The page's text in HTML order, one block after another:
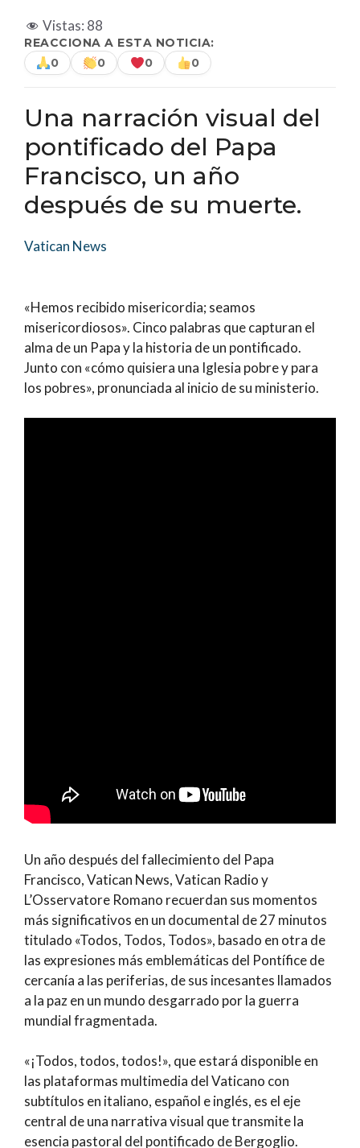
Vistas: 88
REACCIONA A ESTA NOTICIA:
0
0 0 0
Una narración visual del
pontificado del Papa
Francisco, un año
después de su muerte.
Vatican News
«Hemos recibido misericordia; seamos
misericordiosos». Cinco palabras que capturan el
alma de un Papa y la historia de un pontificado.
Junto con «cómo quisiera una Iglesia pobre y para
los pobres», pronunciada al inicio de su ministerio.
Un año después del fallecimiento del Papa
Francisco, Vatican News, Vatican Radio y
L’Osservatore Romano recuerdan sus momentos
más significativos en un documental de 27 minutos
titulado «Todos, Todos, Todos», basado en otra de
las expresiones más emblemáticas del Pontífice de
cercanía a las periferias, de sus incesantes llamados
a la paz en un mundo desgarrado por la guerra
mundial fragmentada.
«¡Todos, todos, todos!», que estará disponible en
las plataformas multimedia del Vaticano con
subtítulos en italiano, español e inglés, es el eje
central de una narrativa visual que transmite la
esencia pastoral del pontificado de Bergoglio.